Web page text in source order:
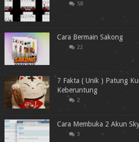
58
Cara Bermain Sakong
22
7 Fakta ( Unik ) Patung
Keberuntung
2
Cara Membuka 2 Akun
3